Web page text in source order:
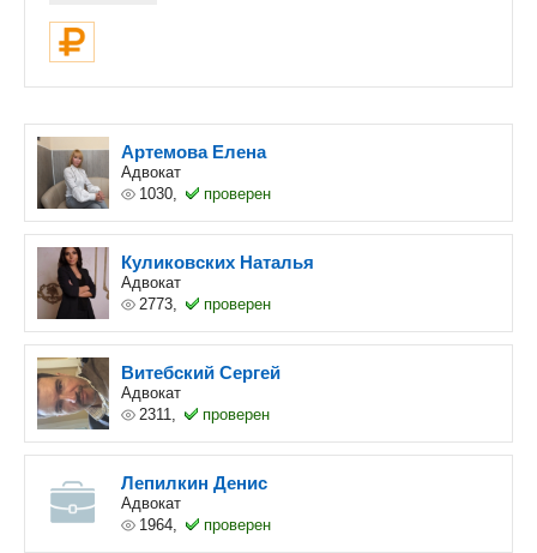
Артемова Елена
Адвокат
1030,
проверен
Куликовских Наталья
Адвокат
2773,
проверен
Витебский Сергей
Адвокат
2311,
проверен
Лепилкин Денис
Адвокат
1964,
проверен